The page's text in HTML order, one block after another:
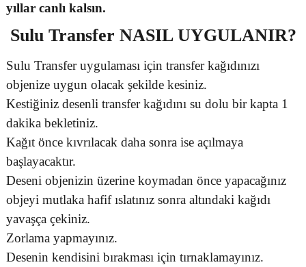
yıllar canlı kalsın.
Sulu Transfer NASIL UYGULANIR?
Sulu Transfer uygulaması için transfer kağıdınızı
objenize uygun olacak şekilde kesiniz.
Kestiğiniz desenli transfer kağıdını su dolu bir kapta 1
dakika bekletiniz.
Kağıt önce kıvrılacak daha sonra ise açılmaya
başlayacaktır.
Deseni objenizin üzerine koymadan önce yapacağınız
objeyi mutlaka hafif ıslatınız sonra altındaki kağıdı
yavaşça çekiniz.
Zorlama yapmayınız.
Desenin kendisini bırakması için tırnaklamayınız.